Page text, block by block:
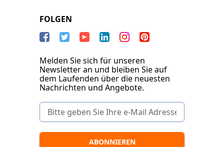
FOLGEN
Melden Sie sich für unseren
Newsletter an und bleiben Sie auf
dem Laufenden über die neuesten
Nachrichten und Angebote.